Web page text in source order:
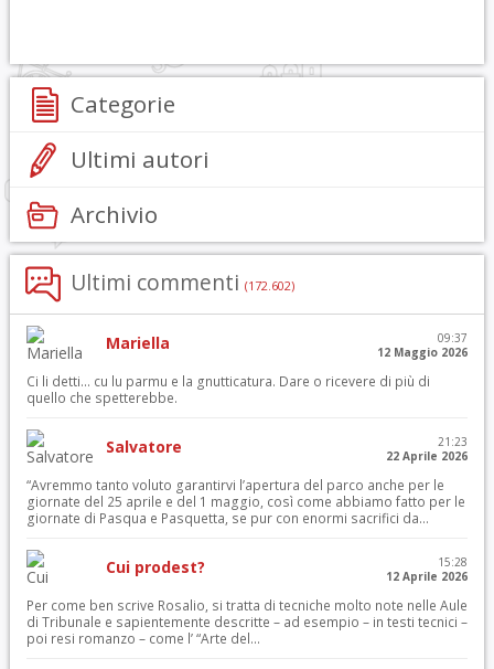
Categorie
Ultimi autori
Archivio
Ultimi commenti (172.602)
Mariella
09:37
12 Maggio 2026
Ci li detti… cu lu parmu e la gnutticatura. Dare o ricevere di più di
quello che spetterebbe.
Salvatore
21:23
22 Aprile 2026
“Avremmo tanto voluto garantirvi l’apertura del parco anche per le
giornate del 25 aprile e del 1 maggio, così come abbiamo fatto per le
giornate di Pasqua e Pasquetta, se pur con enormi sacrifici da...
Cui prodest?
15:28
12 Aprile 2026
Per come ben scrive Rosalio, si tratta di tecniche molto note nelle Aule
di Tribunale e sapientemente descritte – ad esempio – in testi tecnici –
poi resi romanzo – come l’ “Arte del...